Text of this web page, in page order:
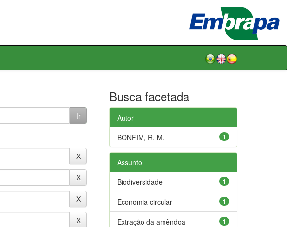
Busca facetada
Autor
1
BONFIM, R. M.
Assunto
1
Biodiversidade
1
Economia circular
1
Extração da amêndoa